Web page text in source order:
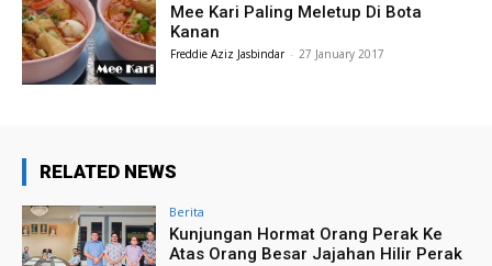
Mee Kari Paling Meletup Di Bota
Kanan
Freddie Aziz Jasbindar - 27 January 2017
RELATED NEWS
Berita
Kunjungan Hormat Orang Perak Ke
Atas Orang Besar Jajahan Hilir Perak